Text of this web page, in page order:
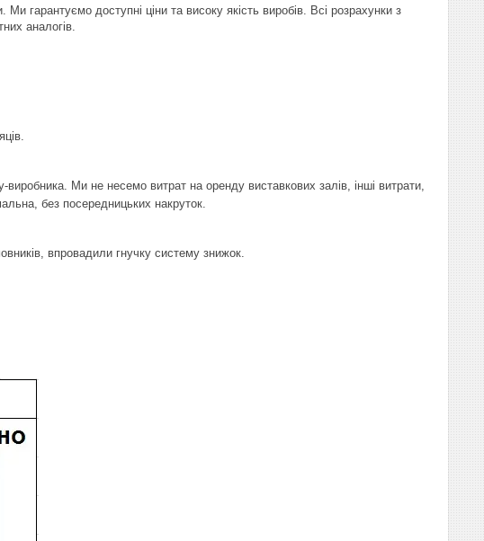
гарантуємо доступні ціни та високу якість виробів. Всі розрахунки з
аналогів.
Ми не несемо витрат на оренду виставкових залів, інші витрати,
без посередницьких накруток.
впровадили гнучку систему знижок.